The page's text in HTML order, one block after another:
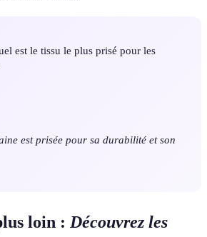
est le tissu le plus prisé pour les
est prisée pour sa durabilité et son
loin : Découvrez les